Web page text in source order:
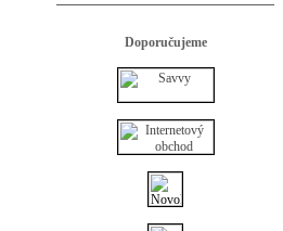
Doporučujeme